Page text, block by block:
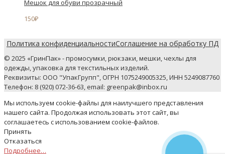
Мешок для обуви прозрачный
150₽
Политика конфиденциальностиСоглашение на обработку ПД
© 2025 «ГринПак» - промосумки, рюкзаки, мешки, чехлы для
одежды, упаковка для текстильных изделий.
Реквизиты: ООО "УпакГрупп", ОГРН 1075249005325, ИНН 5249087760
Телефон: 8 (920) 072-36-63, email: greenpak@inbox.ru
Мы используем cookie-файлы для наилучшего представления
нашего сайта. Продолжая использовать этот сайт, вы
соглашаетесь с использованием cookie-файлов.
Принять
Отказаться
Подробнее…